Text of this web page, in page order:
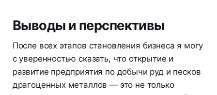
Выводы и перспективы
После всех этапов становления бизнеса я могу
с уверенностью сказать, что открытие и
развитие предприятия по добычи руд и песков
драгоценных металлов — это не только